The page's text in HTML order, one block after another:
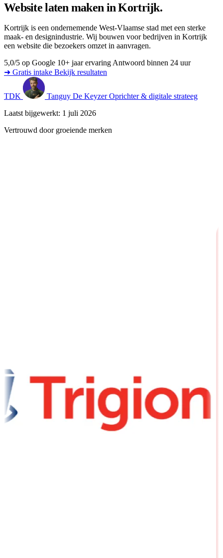
Website laten maken in Kortrijk.
Kortrijk is een ondernemende West-Vlaamse stad met een sterke
maak- en designindustrie. Wij bouwen voor bedrijven in Kortrijk
een website die bezoekers omzet in aanvragen.
5,0/5 op Google 10+ jaar ervaring Antwoord binnen 24 uur
➜ Gratis intake Bekijk resultaten
TDK Tanguy De Keyzer Oprichter & digitale strateeg
Laatst bijgewerkt: 1 juli 2026
Vertrouwd door groeiende merken